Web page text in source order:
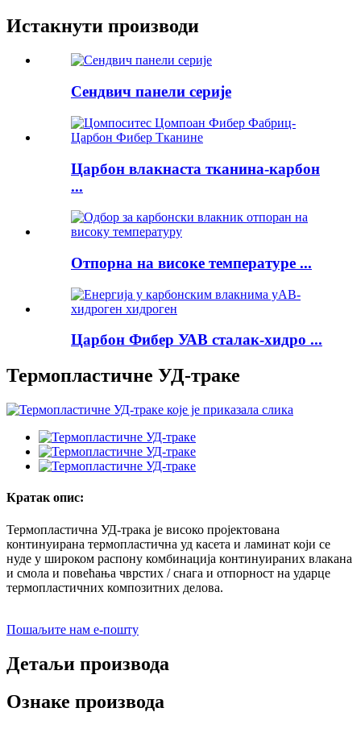
Истакнути производи
Сендвич панели серије
Царбон влакнаста тканина-карбон
...
Отпорна на високе температуре ...
Царбон Фибер УАВ сталак-хидро ...
Термопластичне УД-траке
Кратак опис:
Термопластична УД-трака је високо пројектована
континуирана термопластична уд касета и ламинат који се
нуде у широком распону комбинација континуираних влакана
и смола и повећања чврстих / снага и отпорност на ударце
термопластичних композитних делова.
Пошаљите нам е-пошту
Детаљи производа
Ознаке производа